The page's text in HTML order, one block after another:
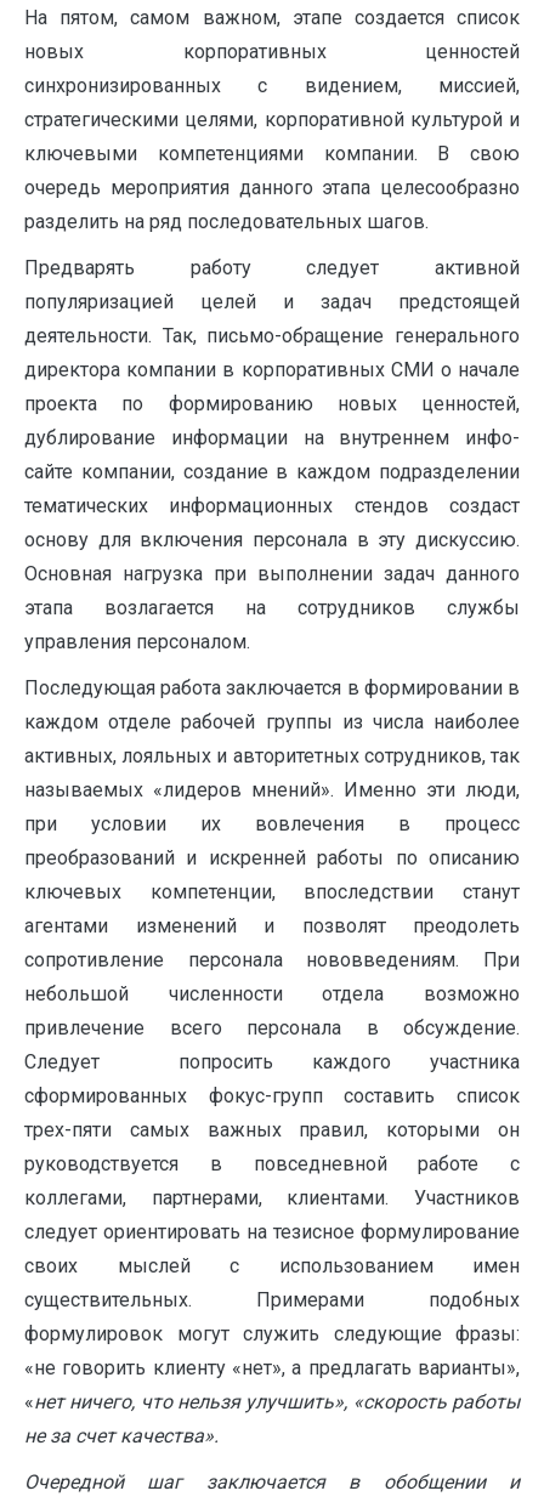
На пятом, самом важном, этапе создается список
новых корпоративных ценностей
синхронизированных с видением, миссией,
стратегическими целями, корпоративной культурой и
ключевыми компетенциями компании. В свою
очередь мероприятия данного этапа целесообразно
разделить на ряд последовательных шагов.
Предварять работу следует активной
популяризацией целей и задач предстоящей
деятельности. Так, письмо-обращение генерального
директора компании в корпоративных СМИ о начале
проекта по формированию новых ценностей,
дублирование информации на внутреннем инфо-
сайте компании, создание в каждом подразделении
тематических информационных стендов создаст
основу для включения персонала в эту дискуссию.
Основная нагрузка при выполнении задач данного
этапа возлагается на сотрудников службы
управления персоналом.
Последующая работа заключается в формировании в
каждом отделе рабочей группы из числа наиболее
активных, лояльных и авторитетных сотрудников, так
называемых «лидеров мнений». Именно эти люди,
при условии их вовлечения в процесс
преобразований и искренней работы по описанию
ключевых компетенции, впоследствии станут
агентами изменений и позволят преодолеть
сопротивление персонала нововведениям. При
небольшой численности отдела возможно
привлечение всего персонала в обсуждение.
Следует попросить каждого участника
сформированных фокус-групп составить список
трех-пяти самых важных правил, которыми он
руководствуется в повседневной работе с
коллегами, партнерами, клиентами. Участников
следует ориентировать на тезисное формулирование
своих мыслей с использованием имен
существительных. Примерами подобных
формулировок могут служить следующие фразы:
«не говорить клиенту «нет», а предлагать варианты»,
«нет ничего, что нельзя улучшить», «скорость работы
не за счет качества».
Очередной шаг заключается в обобщении и